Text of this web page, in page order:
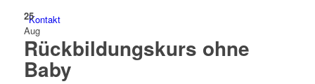
Kontakt
25
Aug
Rückbildungskurs ohne
Baby